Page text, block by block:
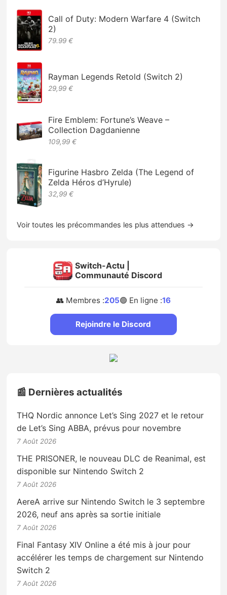
Call of Duty: Modern Warfare 4 (Switch
2)
79.99 €
Rayman Legends Retold (Switch 2)
29,99 €
Fire Emblem: Fortune’s Weave –
Collection Dagdanienne
109,99 €
Figurine Hasbro Zelda (The Legend of
Zelda Héros d’Hyrule)
32,99 €
Voir toutes les précommandes les plus attendues →
Switch-Actu |
Communauté Discord
👥 Membres :205🟢 En ligne :16
Rejoindre le Discord
📰 Dernières actualités
THQ Nordic annonce Let’s Sing 2027 et le retour
de Let’s Sing ABBA, prévus pour novembre
7 Août 2026
THE PRISONER, le nouveau DLC de Reanimal, est
disponible sur Nintendo Switch 2
7 Août 2026
AereA arrive sur Nintendo Switch le 3 septembre
2026, neuf ans après sa sortie initiale
7 Août 2026
Final Fantasy XIV Online a été mis à jour pour
accélérer les temps de chargement sur Nintendo
Switch 2
7 Août 2026